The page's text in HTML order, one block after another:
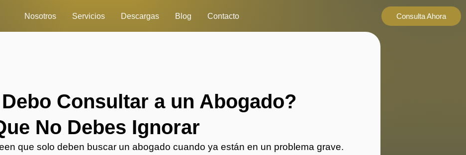
Nosotros Servicios Descargas Blog Contacto Consulta Ahora
Consultar a un Abogado?
No Debes Ignorar
que solo deben buscar un abogado cuando ya están en un problema grave.